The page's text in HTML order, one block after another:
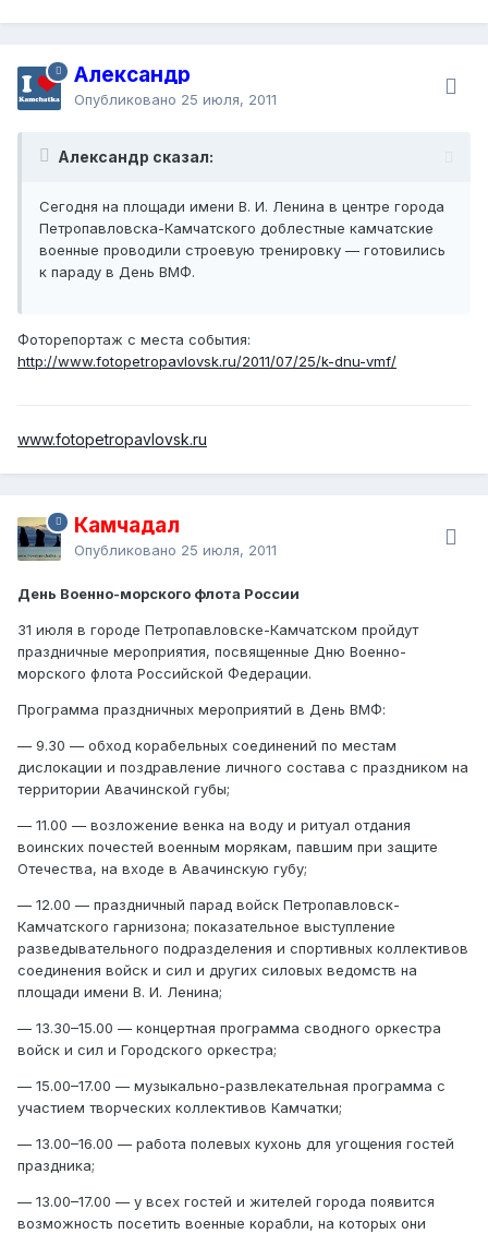
Александр
Опубликовано 25 июля, 2011
Александр сказал:
Сегодня на площади имени В. И. Ленина в центре города
Петропавловска-Камчатского доблестные камчатские
военные проводили строевую тренировку — готовились
к параду в День ВМФ.
Фоторепортаж с места события:
http://www.fotopetropavlovsk.ru/2011/07/25/k-dnu-vmf/
www.fotopetropavlovsk.ru
Камчадал
Опубликовано 25 июля, 2011
День Военно-морского флота России
31 июля в городе Петропавловске-Камчатском пройдут
праздничные мероприятия, посвященные Дню Военно-
морского флота Российской Федерации.
Программа праздничных мероприятий в День ВМФ:
— 9.30 — обход корабельных соединений по местам
дислокации и поздравление личного состава с праздником на
территории Авачинской губы;
— 11.00 — возложение венка на воду и ритуал отдания
воинских почестей военным морякам, павшим при защите
Отечества, на входе в Авачинскую губу;
— 12.00 — праздничный парад войск Петропавловск-
Камчатского гарнизона; показательное выступление
разведывательного подразделения и спортивных коллективов
соединения войск и сил и других силовых ведомств на
площади имени В. И. Ленина;
— 13.30–15.00 — концертная программа сводного оркестра
войск и сил и Городского оркестра;
— 15.00–17.00 — музыкально-развлекательная программа с
участием творческих коллективов Камчатки;
— 13.00–16.00 — работа полевых кухонь для угощения гостей
праздника;
— 13.00–17.00 — у всех гостей и жителей города появится
возможность посетить военные корабли, на которых они